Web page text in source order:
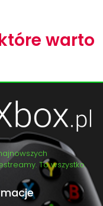
warto
To wszystko